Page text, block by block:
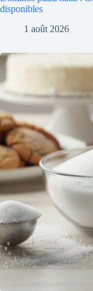
disponibles
1 août 2026